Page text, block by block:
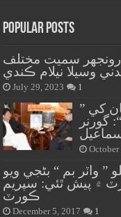
Popular Posts
تي ڪارونجهر سميت مختلف
وسيلا نيلام ڪندي
July 29, 2023 1
” فرزند ڪراچي لياقت علي خان کي
گورنر
October
” واٽر بم “ بڻجي ويو
۾ پيش ٿئي: سپريم
ڪورٽ
December 5, 2017 1